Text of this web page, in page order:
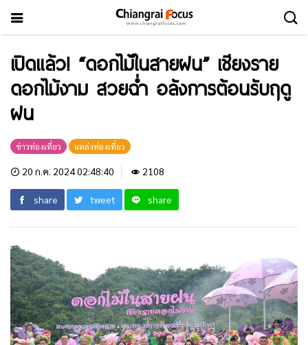
เปิดแล้ว! “ดอกไม้ในสายฝน” เชียงราย
ดอกไม้งาม สวยฉ่ำ อลังการต้อนรับฤดู
ฝน
ข่าวท่องเที่ยว แหล่งท่องเที่ยว
20 ก.ค. 2024 02:48:40 2108
share tweet share